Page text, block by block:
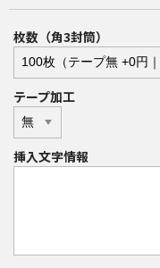
枚数（角3封筒）
テープ加工
挿入文字情報